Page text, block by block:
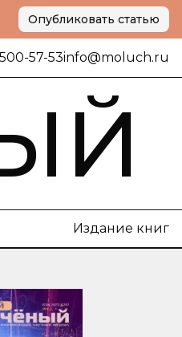
Опубликовать статью
57-53info@moluch.ru
Издание книг